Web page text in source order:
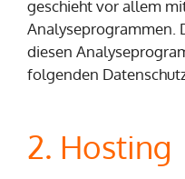
geschieht vor allem
Analyseprogrammen.
diesen
folgenden
2. Hosting